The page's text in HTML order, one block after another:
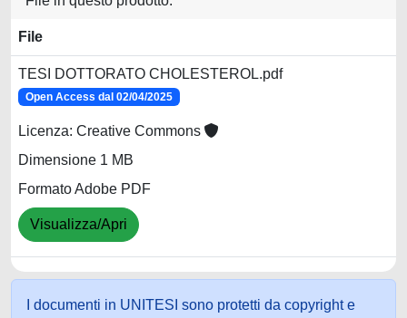
File
TESI DOTTORATO CHOLESTEROL.pdf
Open Access dal 02/04/2025
Licenza: Creative Commons
Dimensione 1 MB
Formato Adobe PDF
Visualizza/Apri
I documenti in UNITESI sono protetti da copyright e